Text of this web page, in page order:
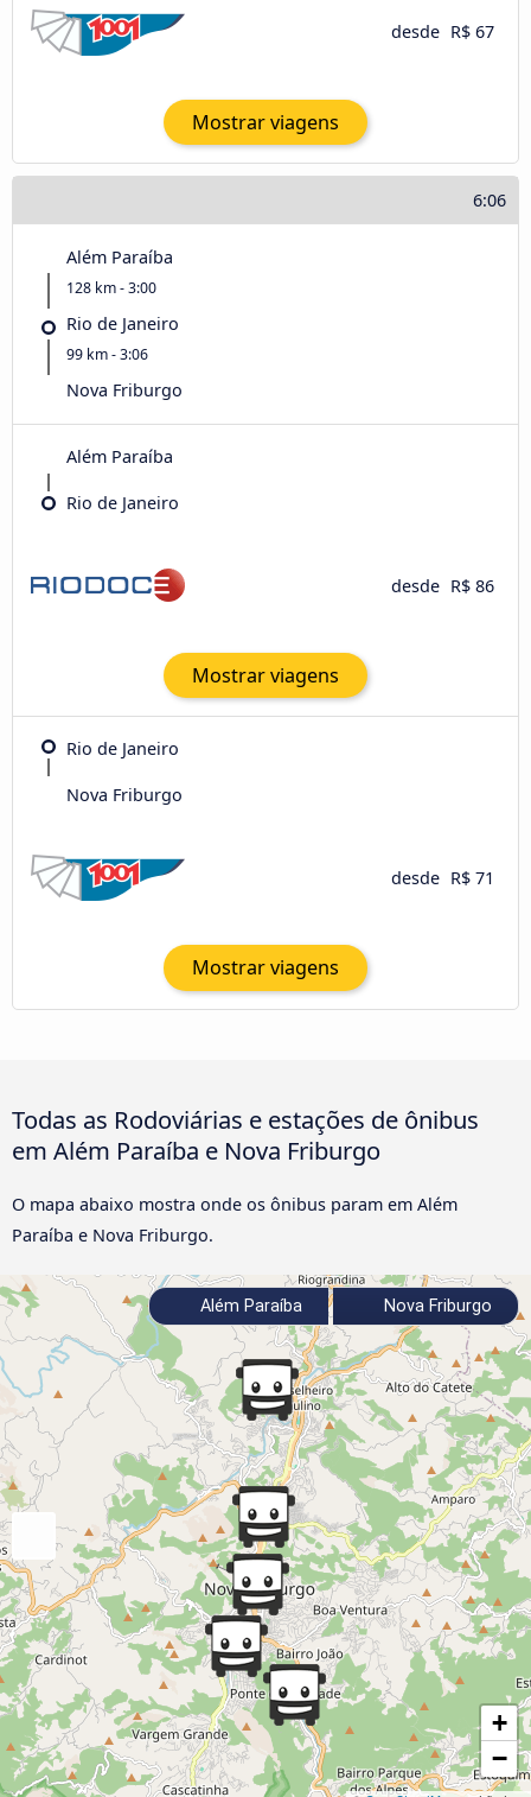
desde R$ 67
Mostrar viagens
6:06
Além Paraíba
128 km - 3:00
Rio de Janeiro
99 km - 3:06
Nova Friburgo
Além Paraíba
Rio de Janeiro
desde R$ 86
Mostrar viagens
Rio de Janeiro
Nova Friburgo
desde R$ 71
Mostrar viagens
Todas as Rodoviárias e estações de ônibus
em Além Paraíba e Nova Friburgo
O mapa abaixo mostra onde os ônibus param em Além
Paraíba e Nova Friburgo.
+
−
Além Paraíba Nova Friburgo